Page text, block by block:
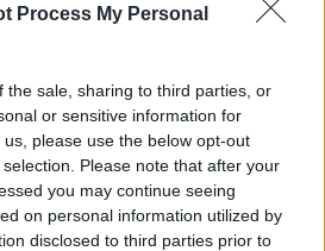
Process My Personal
the sale, sharing to third parties, or
or sensitive information for
please use the below opt-out
Please note that after your
you may continue seeing
on personal information utilized by
disclosed to third parties prior to